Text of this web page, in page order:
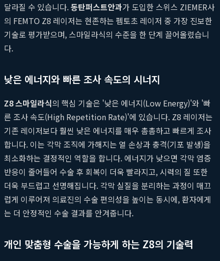
달라질 수 있습니다.동탄퍼스트안과가 도입한 스위스 ZIEMER사
의 FEMTO Z8 레이저는 현존하는 펨토초 레이저 중 가장 진보한
기술로 평가받으며, 스마일라식의 수준을 한 단계 끌어올렸습니
다.
낮은 에너지와 빠른 조사 속도의 시너지
Z8 스마일라식의 핵심 기술은 '낮은 에너지(Low Energy)'와 '빠
른 조사 속도(High Repetition Rate)'에 있습니다. Z8 레이저는
기존 레이저보다 훨씬 낮은 에너지를 매우 촘촘하고 빠르게 조사
합니다. 이는 각막 조직에 가해지는 열 손상과 충격(기포 발생)을
최소화하는 결정적인 역할을 합니다. 에너지가 낮으면 각막 염증
반응이 줄어들어 수술 후 회복이 더욱 빨라지고, 시력의 질 또한
더욱 부드럽고 선명해집니다. 각막 실질을 분리하는 과정이 매끄
럽게 이루어져 의료진의 수술 편의성을 높이는 동시에, 환자에게
는 더 안정적인 수술 결과를 안겨줍니다.
개인 맞춤형 수술을 가능하게 하는 Z8의 기술력